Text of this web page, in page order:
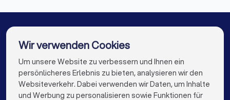
Diese Fragen sollten Sie stellen
✓ Haben Sie Erfahrung mit ähnlichen Fällen?
✓ Wie schätzen Sie meine Erfolgsaussichten ein?
Rechtsanwälte in Markdorf
Rechtsanwälte in Spaichingen
Rechtsanwälte in Berlin
Rechtsanwälte in Hamburg
Die besten Rechtsanwälte für Sie
info@trustlocal.de
Wir verwenden Cookies
Um unsere Website zu verbessern und Ihnen ein
persönlicheres Erlebnis zu bieten, analysieren wir den
Websiteverkehr. Dabei verwenden wir Daten, um Inhalte
und Werbung zu personalisieren sowie Funktionen für